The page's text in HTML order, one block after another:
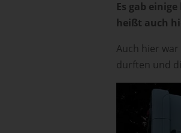
Es gab
heißt auch
Auch hier
durften und